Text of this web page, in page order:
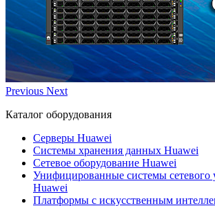
Previous Next
Каталог оборудования
Серверы Huawei
Системы хранения данных Huawei
Сетевое оборудование Huawei
Унифицированные системы сетевого
Huawei
Платформы с искусственным